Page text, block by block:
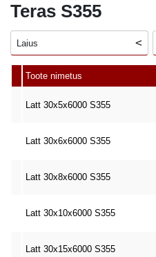
Teras S355
Laius
Toote nimetus
Latt 30x5x6000 S355
Latt 30x6x6000 S355
Latt 30x8x6000 S355
Latt 30x10x6000 S355
Latt 30x15x6000 S355